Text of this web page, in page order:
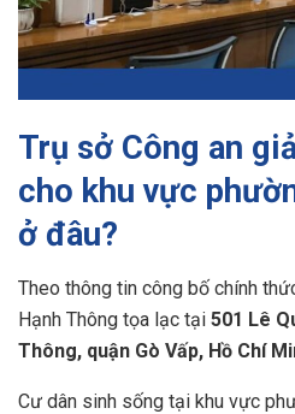
Trụ sở Công an
cho khu vực
ở đâu?
Theo thông tin công bố chính
Hạnh Thông tọa lạc tại 501 Lê
Thông, quận Gò Vấp, Hồ Chí
Cư dân sinh sống tại khu vực